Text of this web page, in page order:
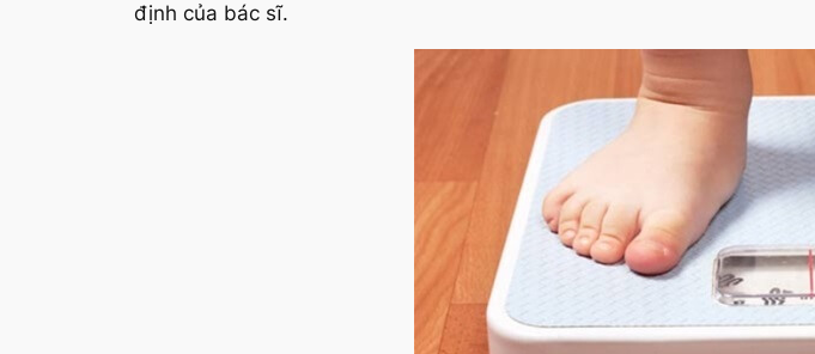
định của bác sĩ.